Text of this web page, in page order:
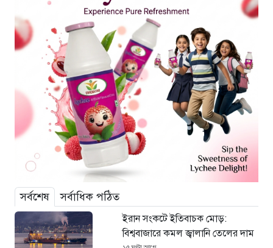
সর্বশেষ সর্বাধিক পঠিত
ইরান সংকটে ইতিবাচক মোড়:
বিশ্ববাজারে কমল জ্বালানি তেলের দাম